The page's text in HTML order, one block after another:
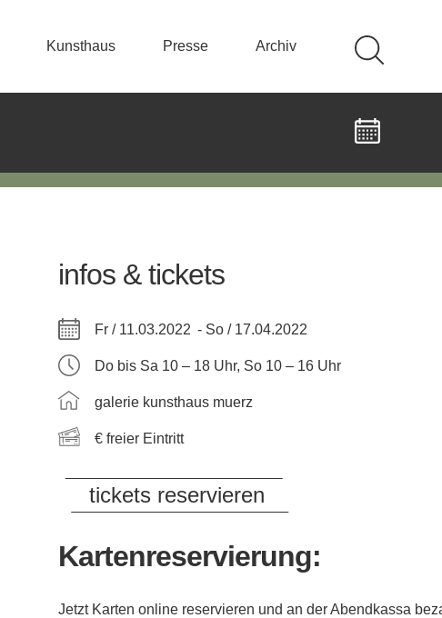
Kunsthaus Presse Archiv
infos & tickets
Fr / 11.03.2022 - So / 17.04.2022
Do bis Sa 10 – 18 Uhr, So 10 – 16 Uhr
galerie kunsthaus muerz
€ freier Eintritt
tickets reservieren
Kartenreservierung:
Jetzt Karten online reservieren und an der Abendkassa